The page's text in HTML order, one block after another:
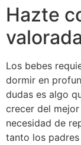
Hazte
Los bebes
dormir en
dudas es algo
crecer del
necesidad de
tanto los